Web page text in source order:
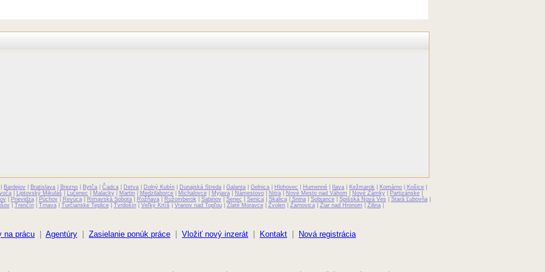
Bardejov Bratislava Brezno Bytča |Čadca Detva Dolný Kubín Dunajská Streda |Galanta |Gelnica Hlohovec Humenné Ilava Kežmarok Komárno Košice
| Liptovský Mikuláš Lučenec Malacky| Martin| Medzilaborce| Michalovce| Myjava| Námestovo| Nitra| Nové Mesto nad Váhom Nové Zámky| Partizánske|
| Prievidza| Púchov| Revúca| Rimavská Sobota| Rožňava| Ružomberok Sabinov| Senec Senica| Skalica| Snina| Sobrance| Spišská Nová Ves Stará Ľubovňa|
| Trenčín| Trnava| Turčianske Teplice| Tvrdošín| Veľký Krtíš Vranov nad Topľou| Zlaté Moravce| Zvolen| Žarnovica| Žiar nad Hronom Žilina|
na prácu Agentúry Zasielanie ponúk práce Vložiť nový inzerát Kontakt Nová registrácia